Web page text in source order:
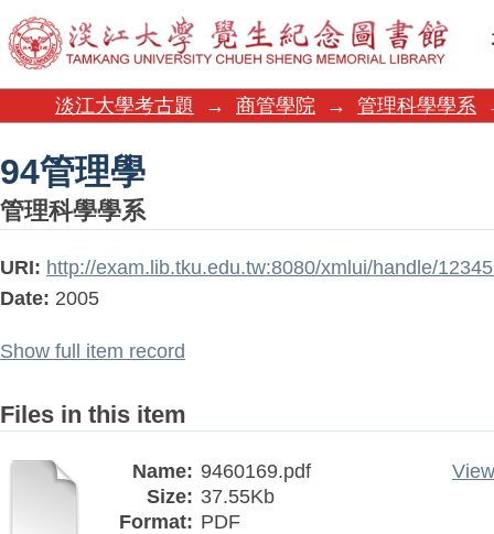
94管理學
淡江大學考古題 → 商管學院 → 管理科學學系
94管理學
管理科學學系
URI: http://exam.lib.tku.edu.tw:8080/xmlui/handle/
Date: 2005
Show full item record
Files in this item
Name: 9460169.pdf
Size: 37.55Kb
Format: PDF